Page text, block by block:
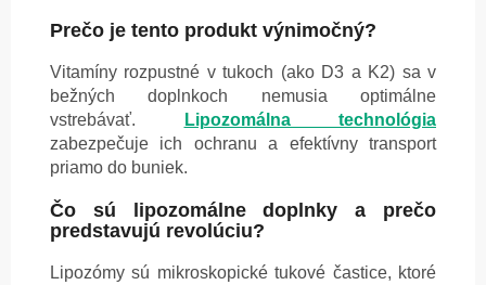
Prečo je tento produkt výnimočný?
Vitamíny rozpustné v tukoch (ako D3 a K2) sa v
bežných doplnkoch nemusia optimálne
vstrebávať.
Lipozomálna technológia
zabezpečuje ich ochranu a efektívny transport
priamo do buniek.
Čo sú lipozomálne doplnky a prečo
predstavujú revolúciu?
Lipozómy sú mikroskopické tukové častice, ktoré